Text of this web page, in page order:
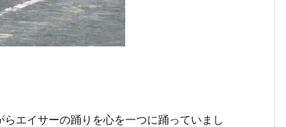
エイサーの踊りを心を一つに踊っていまし